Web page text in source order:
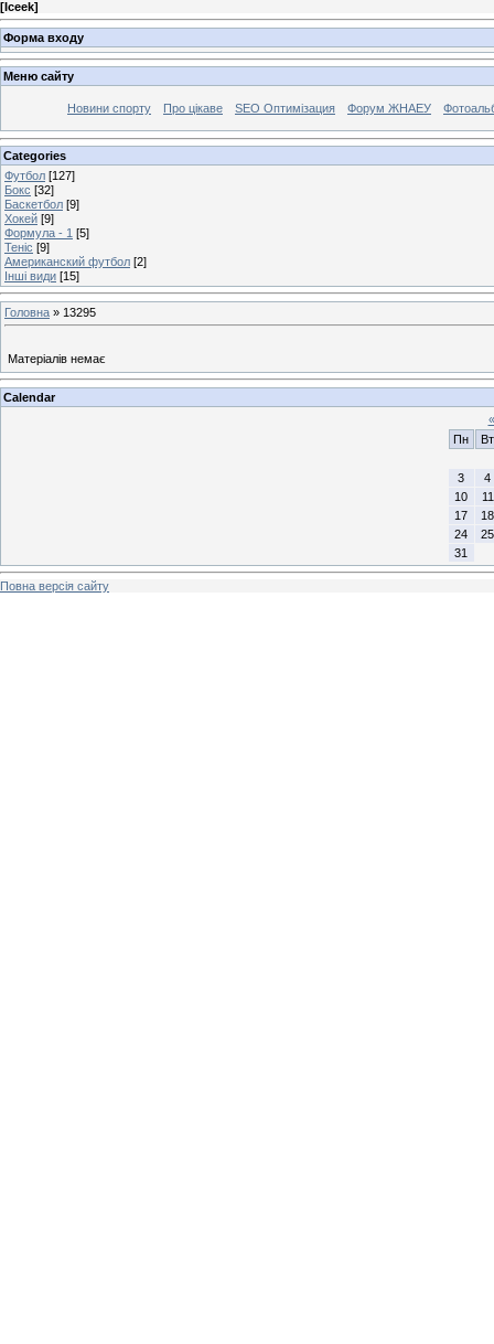
[Iceek]
Форма входу
Меню сайту
Новини спорту Про цікаве SEO Оптимізация Форум ЖНАЕУ
Categories
Футбол [127]
Бокс [32]
Баскетбол [9]
Хокей [9]
Формула - 1 [5]
Теніс [9]
Американский футбол [2]
Інші види [15]
Головна » 13295
Матеріалів немає
Calendar
«
Пн
Вт
3
4
10
11
17
18
24
25
31
Повна версія сайту